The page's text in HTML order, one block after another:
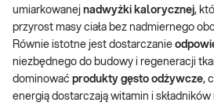
umiarkowanej nadwyżki kalorycznej,
przyrost masy ciała bez nadmiernego
Równie istotne jest dostarczanie
niezbędnego do budowy i regeneracji
dominować produkty gęsto odżywcze,
energią dostarczają witamin i